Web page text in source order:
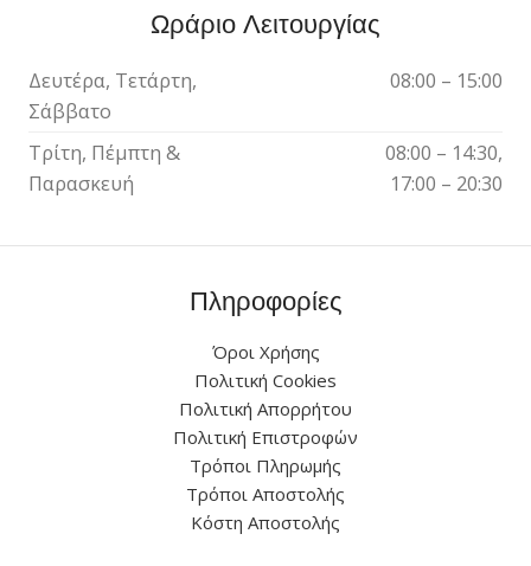
Ωράριο Λειτουργίας
Δευτέρα, Τετάρτη,
Σάββατο
08:00 – 15:00
Τρίτη, Πέμπτη &
Παρασκευή
08:00 – 14:30,
17:00 – 20:30
Πληροφορίες
Όροι Χρήσης
Πολιτική Cookies
Πολιτική Απορρήτου
Πολιτική Επιστροφών
Τρόποι Πληρωμής
Τρόποι Αποστολής
Κόστη Αποστολής